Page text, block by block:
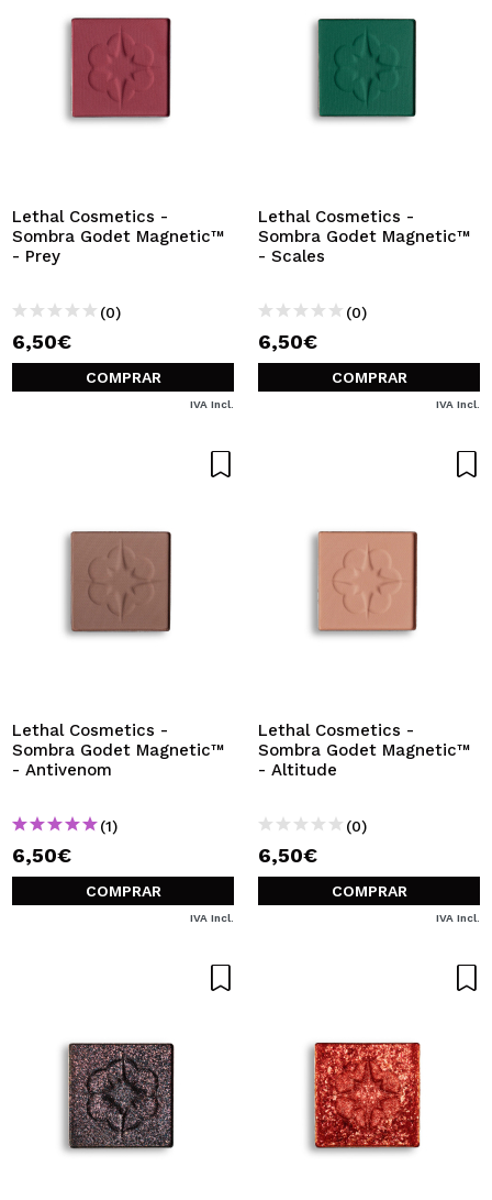
Lethal Cosmetics -
Sombra Godet Magnetic™
- Prey
(0)
6,50€
COMPRAR
IVA Incl.
Lethal Cosmetics -
Sombra Godet Magnetic™
- Scales
(0)
6,50€
COMPRAR
IVA Incl.
Lethal Cosmetics -
Sombra Godet Magnetic™
- Antivenom
(1)
6,50€
COMPRAR
IVA Incl.
Lethal Cosmetics -
Sombra Godet Magnetic™
- Altitude
(0)
6,50€
COMPRAR
IVA Incl.